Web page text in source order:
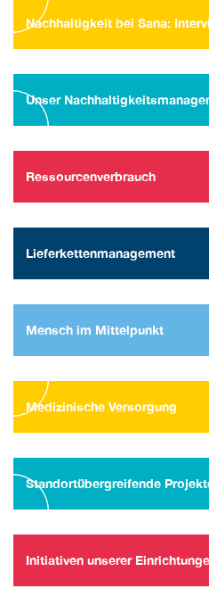
Nachhaltigkeit bei Sana:
Unser
Ressourcenverbrauch
Lieferkettenmanagement
Mensch im Mittelpunkt
Medizinische Versorgung
Standortübergreifende
Initiativen unserer